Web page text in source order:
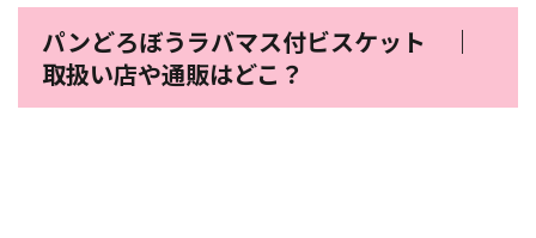
パンどろぼうラバマス付ビスケット ｜
取扱い店や通販はどこ？